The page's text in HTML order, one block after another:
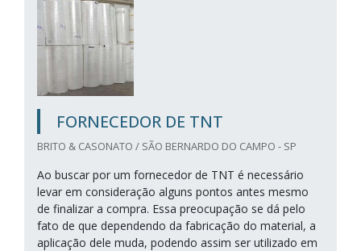
FORNECEDOR DE TNT
BRITO & CASONATO / SÃO BERNARDO DO CAMPO - SP
Ao buscar por um fornecedor de TNT é necessário
levar em consideração alguns pontos antes mesmo
de finalizar a compra. Essa preocupação se dá pelo
fato de que dependendo da fabricação do material, a
aplicação dele muda, podendo assim ser utilizado em